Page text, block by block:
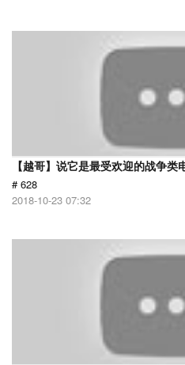
【越哥】说它是最受欢迎的战争类
# 628
2018-10-23 07:32